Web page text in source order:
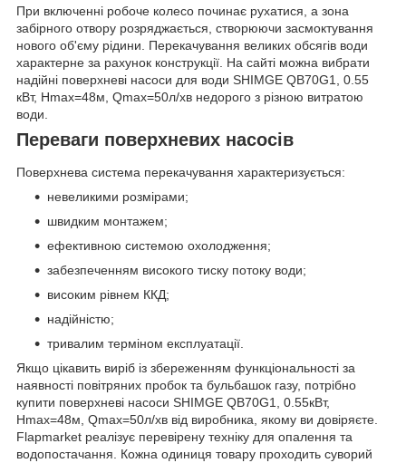
При включенні робоче колесо починає рухатися, а зона
забірного отвору розряджається, створюючи засмоктування
нового об'єму рідини. Перекачування великих обсягів води
характерне за рахунок конструкції. На сайті можна вибрати
надійні поверхневі насоси для води SHIMGE QB70G1, 0.55
кВт, Нmax=48м, Qmax=50л/хв недорого з різною витратою
води.
Переваги поверхневих насосів
Поверхнева система перекачування характеризується:
невеликими розмірами;
швидким монтажем;
ефективною системою охолодження;
забезпеченням високого тиску потоку води;
високим рівнем ККД;
надійністю;
тривалим терміном експлуатації.
Якщо цікавить виріб із збереженням функціональності за
наявності повітряних пробок та бульбашок газу, потрібно
купити поверхневі насоси SHIMGE QB70G1, 0.55кВт,
Нmax=48м, Qmax=50л/хв від виробника, якому ви довіряєте.
Flapmarket реалізує перевірену техніку для опалення та
водопостачання. Кожна одиниця товару проходить суворий